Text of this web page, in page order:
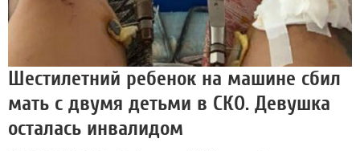
Шестилетний ребенок на машине сбил
мать с двумя детьми в СКО. Девушка
осталась инвалидом